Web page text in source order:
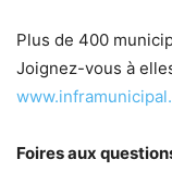
Plus de 400
Joignez-vous à
Foires aux